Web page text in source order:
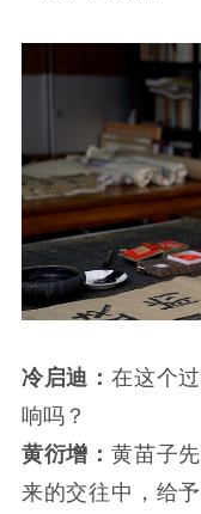
冷启迪： 在这个
响吗？
黄衍增： 黄苗子
来的交往中，给